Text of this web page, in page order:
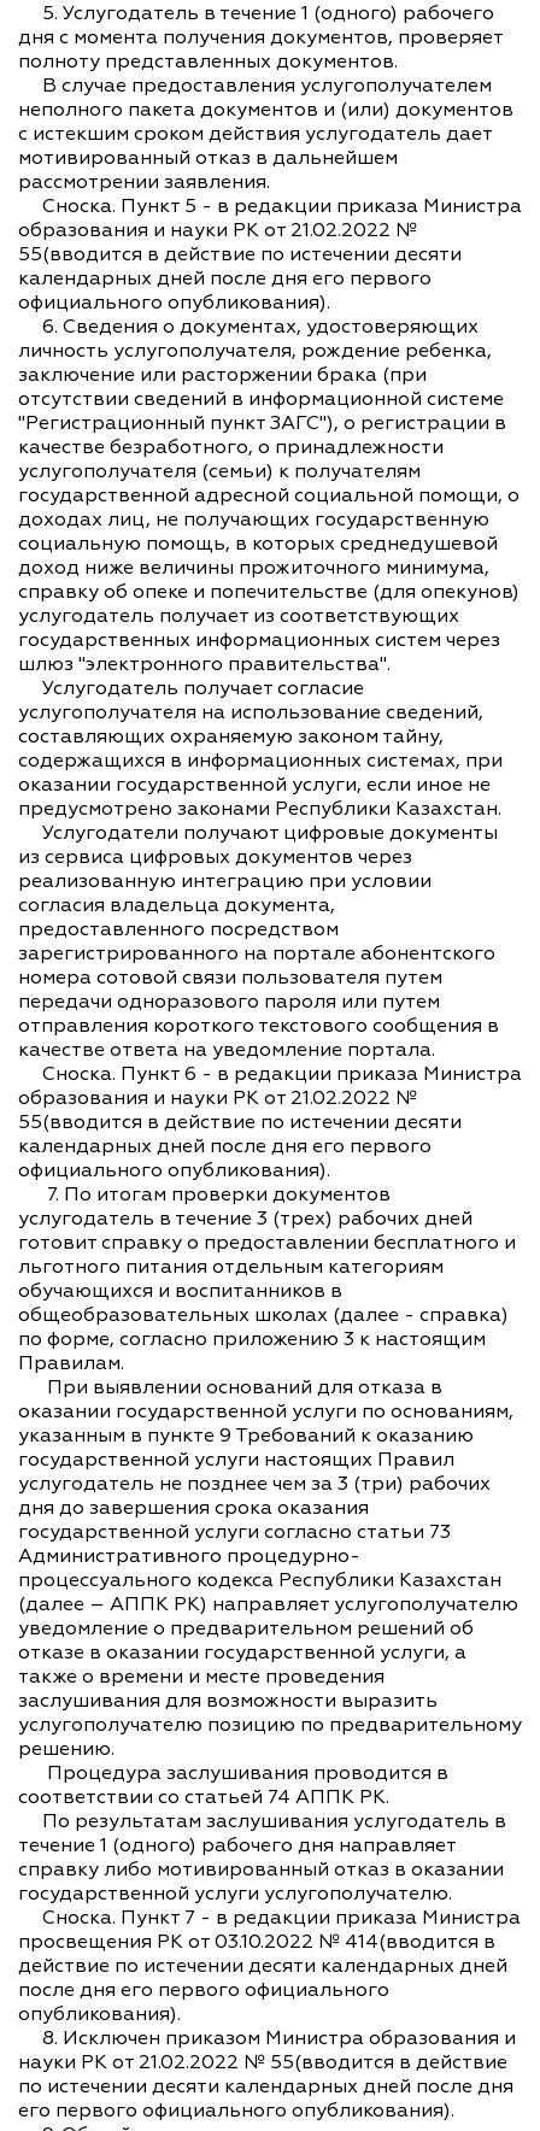
5. Услугодатель в течение 1 (одного) рабочего
дня с момента получения документов, проверяет
полноту представленных документов.
В случае предоставления услугополучателем
неполного пакета документов и (или) документов
с истекшим сроком действия услугодатель дает
мотивированный отказ в дальнейшем
рассмотрении заявления.
Сноска. Пункт 5 - в редакции приказа Министра
образования и науки РК от 21.02.2022 №
55(вводится в действие по истечении десяти
календарных дней после дня его первого
официального опубликования).
6. Сведения о документах, удостоверяющих
личность услугополучателя, рождение ребенка,
заключение или расторжении брака (при
отсутствии сведений в информационной системе
"Регистрационный пункт ЗАГС"), о регистрации в
качестве безработного, о принадлежности
услугополучателя (семьи) к получателям
государственной адресной социальной помощи, о
доходах лиц, не получающих государственную
социальную помощь, в которых среднедушевой
доход ниже величины прожиточного минимума,
справку об опеке и попечительстве (для опекунов)
услугодатель получает из соответствующих
государственных информационных систем через
шлюз "электронного правительства".
Услугодатель получает согласие
услугополучателя на использование сведений,
составляющих охраняемую законом тайну,
содержащихся в информационных системах, при
оказании государственной услуги, если иное не
предусмотрено законами Республики Казахстан.
Услугодатели получают цифровые документы
из сервиса цифровых документов через
реализованную интеграцию при условии
согласия владельца документа,
предоставленного посредством
зарегистрированного на портале абонентского
номера сотовой связи пользователя путем
передачи одноразового пароля или путем
отправления короткого текстового сообщения в
качестве ответа на уведомление портала.
Сноска. Пункт 6 - в редакции приказа Министра
образования и науки РК от 21.02.2022 №
55(вводится в действие по истечении десяти
календарных дней после дня его первого
официального опубликования).
7. По итогам проверки документов
услугодатель в течение 3 (трех) рабочих дней
готовит справку о предоставлении бесплатного и
льготного питания отдельным категориям
обучающихся и воспитанников в
общеобразовательных школах (далее - справка)
по форме, согласно приложению 3 к настоящим
Правилам.
При выявлении оснований для отказа в
оказании государственной услуги по основаниям,
указанным в пункте 9 Требований к оказанию
государственной услуги настоящих Правил
услугодатель не позднее чем за 3 (три) рабочих
дня до завершения срока оказания
государственной услуги согласно статьи 73
Административного процедурно-
процессуального кодекса Республики Казахстан
(далее – АППК РК) направляет услугополучателю
уведомление о предварительном решений об
отказе в оказании государственной услуги, а
также о времени и месте проведения
заслушивания для возможности выразить
услугополучателю позицию по предварительному
решению.
Процедура заслушивания проводится в
соответствии со статьей 74 АППК РК.
По результатам заслушивания услугодатель в
течение 1 (одного) рабочего дня направляет
справку либо мотивированный отказ в оказании
государственной услуги услугополучателю.
Сноска. Пункт 7 - в редакции приказа Министра
просвещения РК от 03.10.2022 № 414(вводится в
действие по истечении десяти календарных дней
после дня его первого официального
опубликования).
8. Исключен приказом Министра образования и
науки РК от 21.02.2022 № 55(вводится в действие
по истечении десяти календарных дней после дня
его первого официального опубликования).